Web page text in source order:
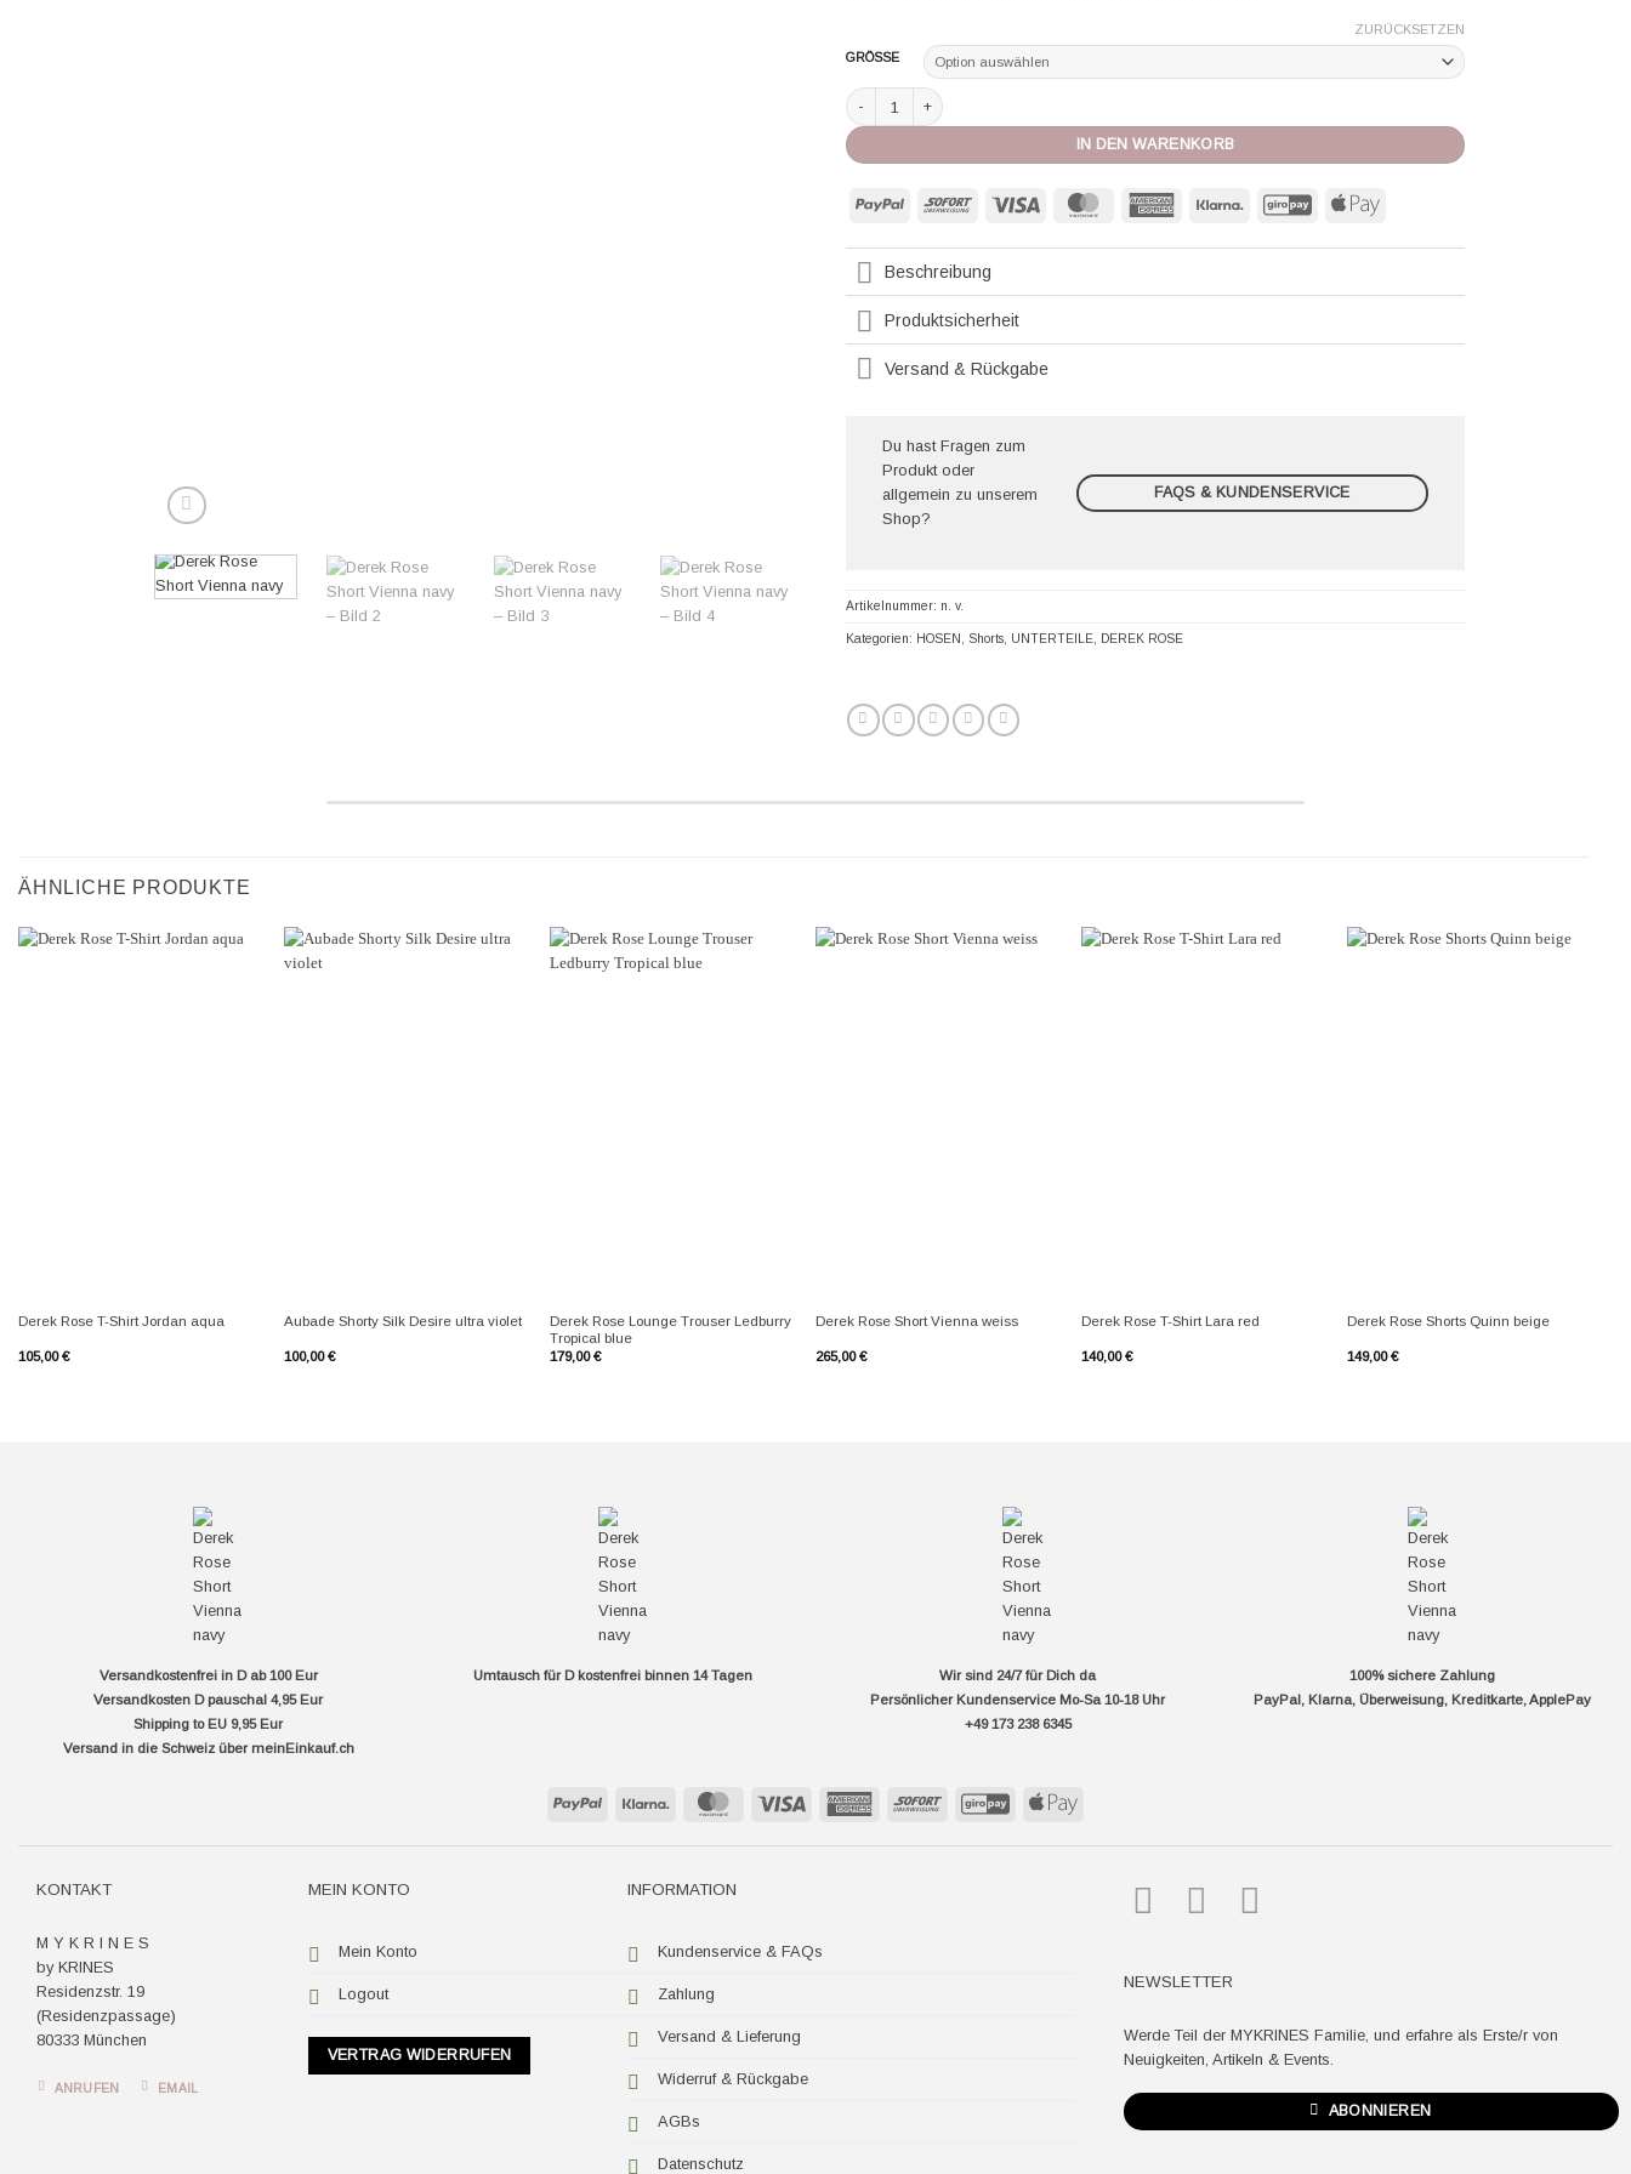
GRÖSSE
ZURÜCKSETZEN
Derek Rose Short Vienna navy Menge
IN DEN WARENKORB
PayPal Sofort Visa MasterCard American
Klarna GiroPay Apple
Beschreibung
Produktsicherheit
Versand & Rückgabe
Du hast Fragen zum
Produkt oder
allgemein zu unserem
Shop?
FAQS & KUNDENSERVICE
Artikelnummer: n. v.
Kategorien: HOSEN Shorts UNTERTEILE DEREK ROSE
ÄHNLICHE PRODUKTE
Derek Rose T-Shirt Jordan aqua
105,00€
Aubade Shorty Silk Desire ultra violet
100,00€
Derek Rose Lounge Trouser Ledburry
Tropical blue
179,00€
Derek Rose Short Vienna weiss
265,00€
Derek Rose T-Shirt Lara red
140,00€
Derek Rose Shorts Quinn beige
149,00€
Versandkostenfrei in D ab 100 Eur
Versandkosten D pauschal 4,95 Eur
Shipping to EU 9,95 Eur
Versand in die Schweiz über meinEinkauf.ch
Umtausch für D kostenfrei binnen 14 Tagen
Wir sind 24/7 für Dich da
Persönlicher Kundenservice Mo-Sa 10-18 Uhr
+49 173 238 6345
100% sichere Zahlung
PayPal, Klarna, Überweisung, Kreditkarte, ApplePay
PayPal Klarna MasterCard Visa
AmericanSofort GiroPay Apple
KONTAKT
M Y K R I N E S
by KRINES
Residenzstr. 19
(Residenzpassage)
80333 München
ANRUFEN EMAIL
MEIN KONTO
Mein Konto
Logout
VERTRAG WIDERRUFEN
INFORMATION
Kundenservice & FAQs
Zahlung
Versand & Lieferung
Widerruf & Rückgabe
AGBs
Datenschutz
NEWSLETTER
Werde Teil der MYKRINES Familie, und erfahre als Erste/r von
Neuigkeiten, Artikeln & Events.
ABONNIEREN